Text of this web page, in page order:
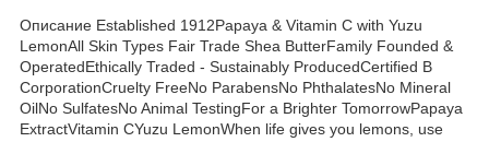
Описание Established 1912Papaya & Vitamin C with Yuzu
LemonAll Skin Types Fair Trade Shea ButterFamily Founded &
OperatedEthically Traded - Sustainably ProducedCertified B
CorporationCruelty FreeNo ParabensNo PhthalatesNo Mineral
OilNo SulfatesNo Animal TestingFor a Brighter TomorrowPapaya
ExtractVitamin CYuzu LemonWhen life gives you lemons, use